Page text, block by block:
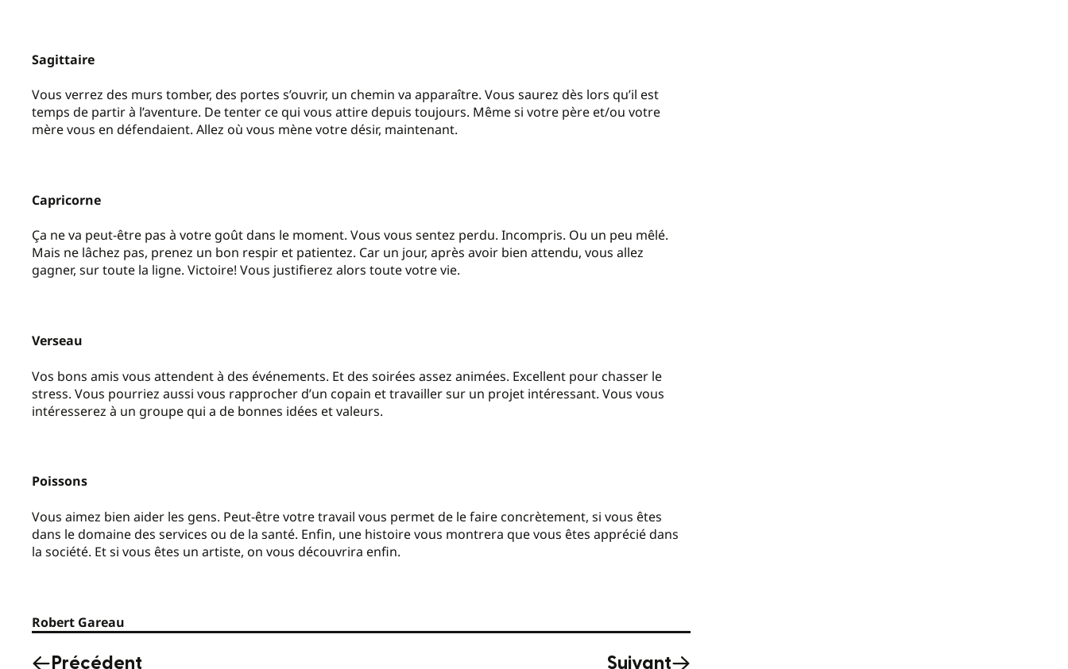
Sagittaire
Vous verrez des murs tomber, des portes s’ouvrir, un chemin va apparaître. Vous saurez dès lors qu’il est
temps de partir à l’aventure. De tenter ce qui vous attire depuis toujours. Même si votre père et/ou votre
mère vous en défendaient. Allez où vous mène votre désir, maintenant.
Capricorne
Ça ne va peut-être pas à votre goût dans le moment. Vous vous sentez perdu. Incompris. Ou un peu mêlé.
Mais ne lâchez pas, prenez un bon respir et patientez. Car un jour, après avoir bien attendu, vous allez
gagner, sur toute la ligne. Victoire! Vous justifierez alors toute votre vie.
Verseau
Vos bons amis vous attendent à des événements. Et des soirées assez animées. Excellent pour chasser le
stress. Vous pourriez aussi vous rapprocher d’un copain et travailler sur un projet intéressant. Vous vous
intéresserez à un groupe qui a de bonnes idées et valeurs.
Poissons
Vous aimez bien aider les gens. Peut-être votre travail vous permet de le faire concrètement, si vous êtes
dans le domaine des services ou de la santé. Enfin, une histoire vous montrera que vous êtes apprécié dans
la société. Et si vous êtes un artiste, on vous découvrira enfin.
Robert Gareau
Précédent Suivant